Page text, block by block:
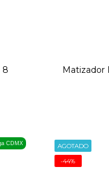
8
Matizador
CDMX
AGOTADO
-44%